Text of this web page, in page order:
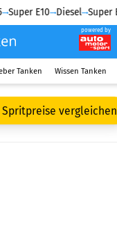
Super E10 Diesel Super
powered by
Tanken Wissen Tanken
Spritpreise vergleichen